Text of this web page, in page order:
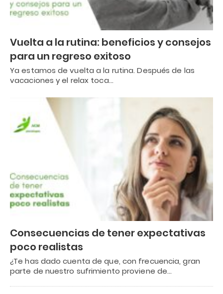
Vuelta a la rutina: beneficios y consejos
para un regreso exitoso
Ya estamos de vuelta a la rutina. Después de las
vacaciones y el relax toca…
Consecuencias de tener expectativas
poco realistas
¿Te has dado cuenta de que, con frecuencia, gran
parte de nuestro sufrimiento proviene de…